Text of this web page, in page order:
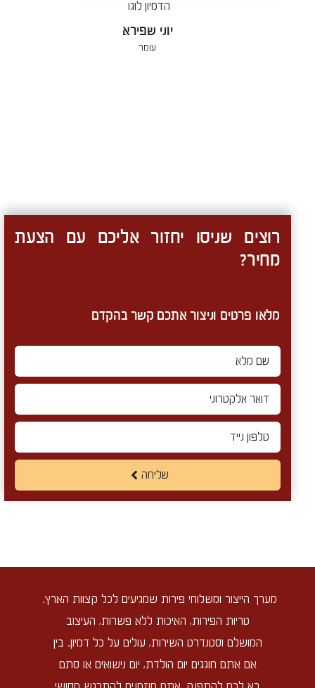
יוני שפירא
עומר
רוצים שניסו יחזור אליכם עם הצעת
מחיר?
מלאו פרטים וניצור אתכם קשר בהקדם
שליחה
מערך הייצור ומשלוחי פירות שמגיעים לכל קצוות הארץ.
טריות הפירות, האיכות ללא פשרות, העיצוב
המושלם וסטנדרט השירות, עולים על כל דמיון. בין
אם אתם חוגגים יום הולדת, יום נישואים או סתם